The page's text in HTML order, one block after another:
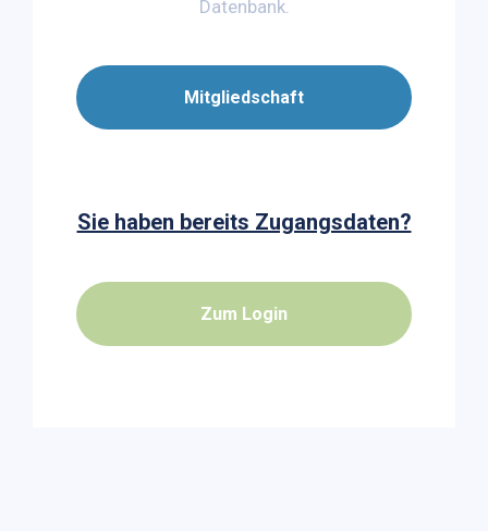
Datenbank.
Mitgliedschaft
Sie haben bereits Zugangsdaten?
Zum Login